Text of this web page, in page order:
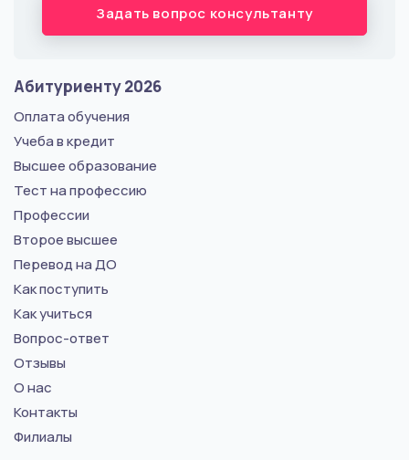
Задать вопрос консультанту
Абитуриенту 2026
Оплата обучения
Учеба в кредит
Высшее образование
Тест на профессию
Профессии
Второе высшее
Перевод на ДО
Как поступить
Как учиться
Вопрос-ответ
Отзывы
О нас
Контакты
Филиалы